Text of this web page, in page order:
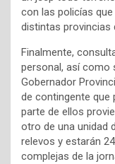
con las policías
distintas provincias
Finalmente,
personal, así como
Gobernador
de contingente que
parte de ellos
otro de una unidad
relevos y estarán
complejas de la